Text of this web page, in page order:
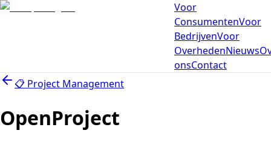
Voor
ConsumentenVoor
BedrijvenVoor
OverhedenNieuws
onsContact
📋 Project Management
OpenProject